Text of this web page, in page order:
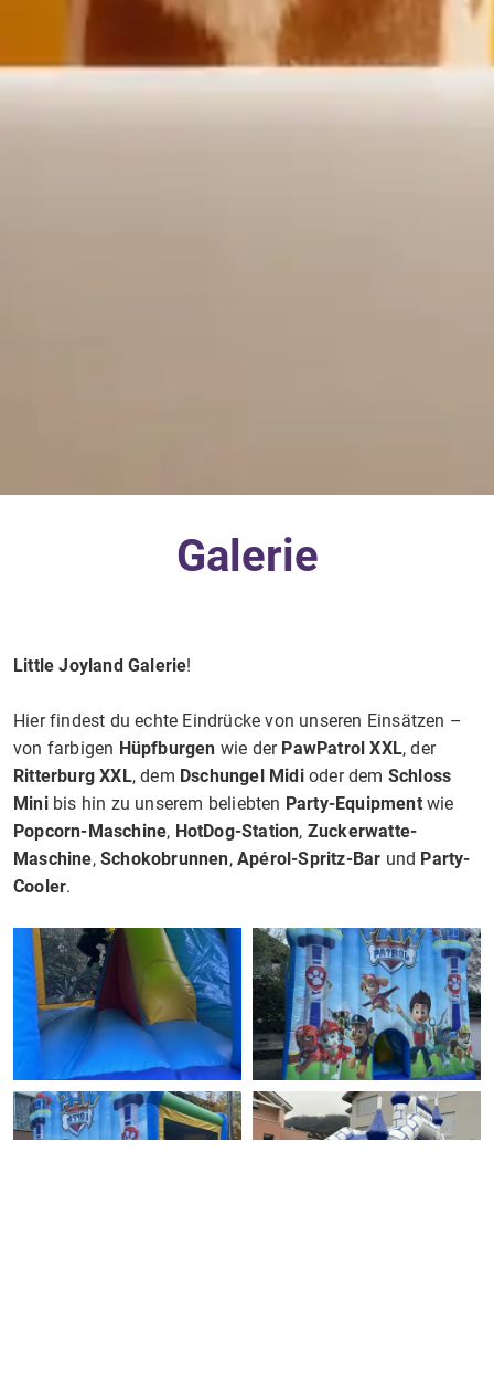
Galerie
Little Joyland Galerie!
Hier findest du echte Eindrücke von unseren Einsätzen –
von farbigen Hüpfburgen wie der PawPatrol XXL, der
Ritterburg XXL, dem Dschungel Midioder dem Schloss
Minibis hin zu unserem beliebten Party-Equipmentwie
Popcorn-Maschine, HotDog-Station, Zuckerwatte-
Maschine,Schokobrunnen,Apérol-Spritz-Bar und Party-
Cooler.